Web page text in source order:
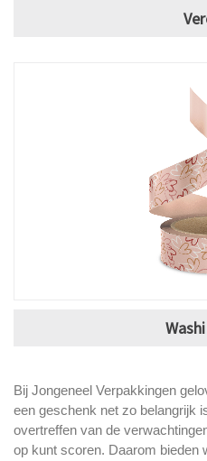
Bij Jongeneel Verpakkingen
een geschenk net zo belangrijk
overtreffen van de
op kunt scoren. Daarom bieden